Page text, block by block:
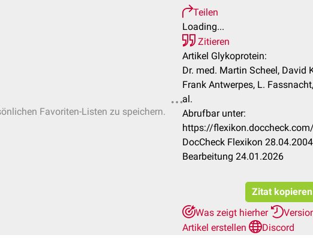
Favoriten-Listen zu speichern.
Teilen
Loading...
Zitieren
Artikel Glykoprotein:
Dr. med. Martin Scheel, David
Frank Antwerpes, L.
al.
Abrufbar unter:
https://
DocCheck Flexikon
Bearbeitung 24.01.2026
Zitat kopieren
Was zeigt hierher
Artikel erstellen
Discord